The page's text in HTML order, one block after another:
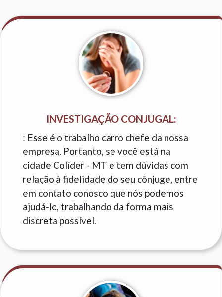
INVESTIGAÇÃO CONJUGAL:
: Esse é o trabalho carro chefe da nossa
empresa. Portanto, se você está na
cidade Colíder - MT e tem dúvidas com
relação à fidelidade do seu cônjuge, entre
em contato conosco que nós podemos
ajudá-lo, trabalhando da forma mais
discreta possível.